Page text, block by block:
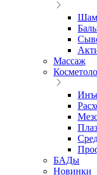
Массаж
БАДы
Новинки